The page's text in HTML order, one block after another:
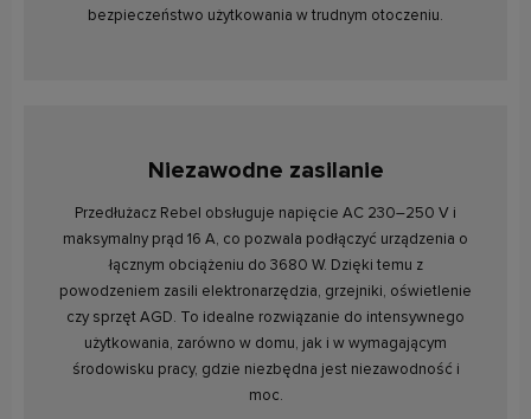
bezpieczeństwo użytkowania w trudnym otoczeniu.
Niezawodne zasilanie
Przedłużacz Rebel obsługuje napięcie AC 230–250 V i
maksymalny prąd 16 A, co pozwala podłączyć urządzenia o
łącznym obciążeniu do 3680 W. Dzięki temu z
powodzeniem zasili elektronarzędzia, grzejniki, oświetlenie
czy sprzęt AGD. To idealne rozwiązanie do intensywnego
użytkowania, zarówno w domu, jak i w wymagającym
środowisku pracy, gdzie niezbędna jest niezawodność i
moc.